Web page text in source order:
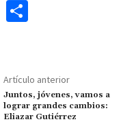
o
k
p
p
p
ar
tir
Artículo anterior
Juntos, jóvenes, vamos a
lograr grandes cambios:
Eliazar Gutiérrez